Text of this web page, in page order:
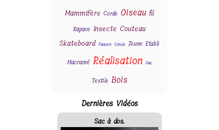
Mammifère Corde Oiseau fil
Rapace Insecte Couteau
Skateboard Faucon Cincle Jeune Etabli
Macramé Réalisation Sac
Textile Bois
Dernières Vidéos
Sac à dos.